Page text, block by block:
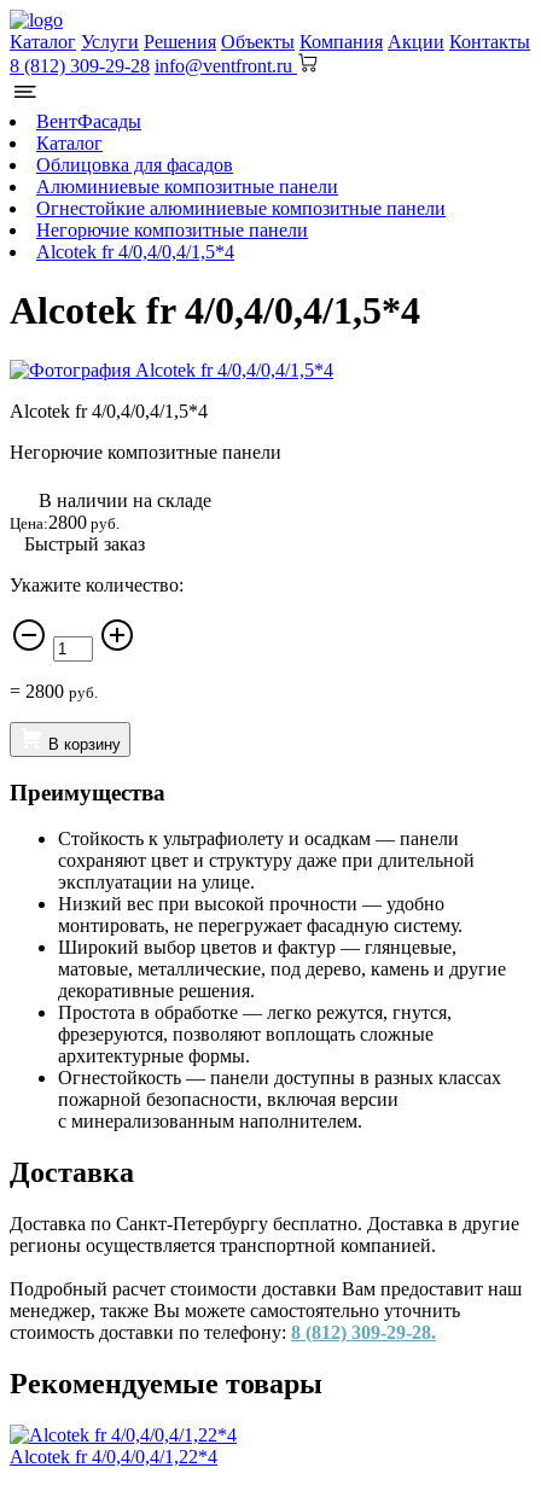
Каталог Услуги Решения Объекты Компания Акции Контакты
8 (812) 309-29-28 info@ventfront.ru
ВентФасады
Каталог
Облицовка для фасадов
Алюминиевые композитные панели
Огнестойкие алюминиевые композитные панели
Негорючие композитные панели
Alcotek fr 4/0,4/0,4/1,5*4
Alcotek fr 4/0,4/0,4/1,5*4
Alcotek fr 4/0,4/0,4/1,5*4
Негорючие композитные панели
В наличии на складе
Цена:2800 руб.
Быстрый заказ
Укажите количество:
= 2800 руб.
В корзину
Преимущества
Стойкость к ультрафиолету и осадкам — панели
сохраняют цвет и структуру даже при длительной
эксплуатации на улице.
Низкий вес при высокой прочности — удобно
монтировать, не перегружает фасадную систему.
Широкий выбор цветов и фактур — глянцевые,
матовые, металлические, под дерево, камень и другие
декоративные решения.
Простота в обработке — легко режутся, гнутся,
фрезеруются, позволяют воплощать сложные
архитектурные формы.
Огнестойкость — панели доступны в разных классах
пожарной безопасности, включая версии
с минерализованным наполнителем.
Доставка
Доставка по Санкт-Петербургу бесплатно. Доставка в другие
регионы осуществляется транспортной компанией.
Подробный расчет стоимости доставки Вам предоставит наш
менеджер, также Вы можете самостоятельно уточнить
стоимость доставки по телефону: 8 (812) 309-29-28.
Рекомендуемые товары
Alcotek fr 4/0,4/0,4/1,22*4